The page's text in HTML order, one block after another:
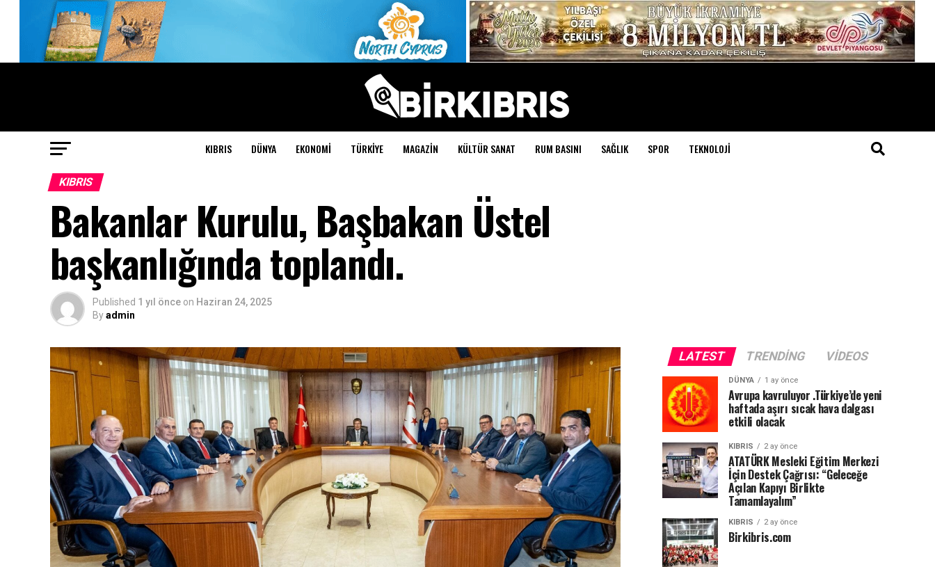
KIBRIS DÜNYA EKONOMI TÜRKIYE MAGAZIN KÜLTÜR SANAT RUM BASINI SAĞLIK SPOR TEKNOLOJI
KIBRIS
Bakanlar Kurulu, Başbakan Üstel
başkanlığında toplandı.
Published 1 yıl önce on Haziran 24, 2025
Byadmin
LATEST TRENDING VIDEOS
DÜNYA 1 ay önce
Avrupa kavruluyor .Türkiye’de yeni
haftada aşırı sıcak hava dalgası
etkili olacak
KIBRIS 2 ay önce
ATATÜRK Mesleki Eğitim Merkezi
İçin Destek Çağrısı: “Geleceğe
Açılan Kapıyı Birlikte
Tamamlayalım”
KIBRIS 2 ay önce
Birkibris.com